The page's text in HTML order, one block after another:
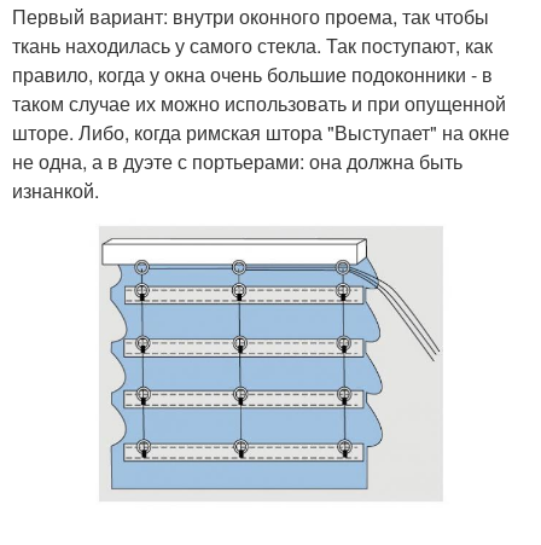
Первый вариант: внутри оконного проема, так чтобы
ткань находилась у самого стекла. Так поступают, как
правило, когда у окна очень большие подоконники - в
таком случае их можно использовать и при опущенной
шторе. Либо, когда римская штора "Выступает" на окне
не одна, а в дуэте с портьерами: она должна быть
изнанкой.